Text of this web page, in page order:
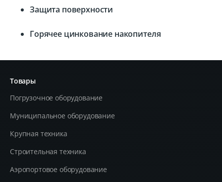
Защита поверхности
Горячее цинкование накопителя
Товары
Погрузочное оборудование
Муниципальное оборудование
Крупная техника
Строительная техника
Aэропортовое оборудование